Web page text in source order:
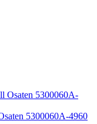
5300060A-4960